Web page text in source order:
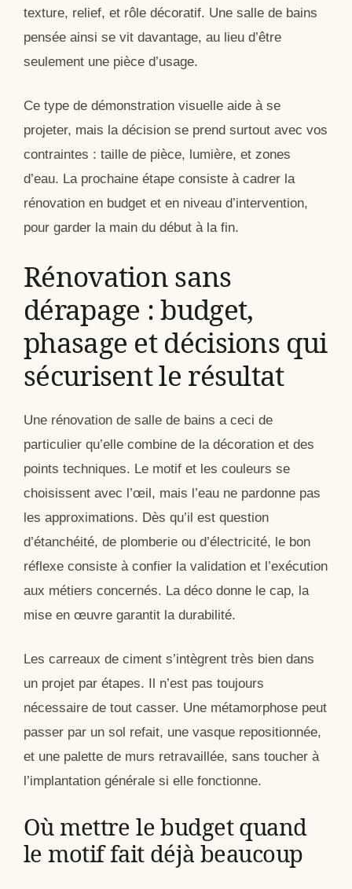
texture, relief, et rôle décoratif. Une salle de bains
pensée ainsi se vit davantage, au lieu d’être
seulement une pièce d’usage.
Ce type de démonstration visuelle aide à se
projeter, mais la décision se prend surtout avec vos
contraintes : taille de pièce, lumière, et zones
d’eau. La prochaine étape consiste à cadrer la
rénovation en budget et en niveau d’intervention,
pour garder la main du début à la fin.
Rénovation sans
dérapage : budget,
phasage et décisions qui
sécurisent le résultat
Une rénovation de salle de bains a ceci de
particulier qu’elle combine de la décoration et des
points techniques. Le motif et les couleurs se
choisissent avec l’œil, mais l’eau ne pardonne pas
les approximations. Dès qu’il est question
d’étanchéité, de plomberie ou d’électricité, le bon
réflexe consiste à confier la validation et l’exécution
aux métiers concernés. La déco donne le cap, la
mise en œuvre garantit la durabilité.
Les carreaux de ciment s’intègrent très bien dans
un projet par étapes. Il n’est pas toujours
nécessaire de tout casser. Une métamorphose peut
passer par un sol refait, une vasque repositionnée,
et une palette de murs retravaillée, sans toucher à
l’implantation générale si elle fonctionne.
Où mettre le budget quand
le motif fait déjà beaucoup